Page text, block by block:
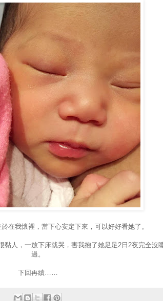
在我懷裡，當下心安定下來，可以好好看她了。
黏人，一放下床就哭，害我抱了她足足2日2夜完全沒
過。
下回再續……